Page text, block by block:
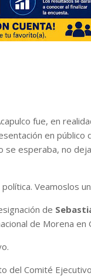
fue, en
en público
se esperaba, no
Veamoslos
de
de Morena en
del Comité